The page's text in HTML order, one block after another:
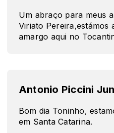
Um abraço para meus
Viriato Pereira,estámos
amargo aqui no
Antonio Piccini
Bom dia Toninho,
em Santa Catarina.